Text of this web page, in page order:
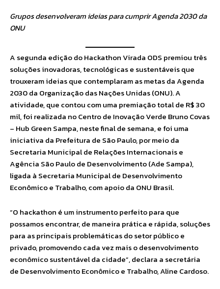
Grupos desenvolveram ideias para cumprir Agenda 2030 da
ONU
A segunda edição do Hackathon Virada ODS premiou três
soluções inovadoras, tecnológicas e sustentáveis que
trouxeram ideias que contemplaram as metas da Agenda
2030 da Organização das Nações Unidas (ONU). A
atividade, que contou com uma premiação total de R$ 30
mil, foi realizada no Centro de Inovação Verde Bruno Covas
– Hub Green Sampa, neste final de semana, e foi uma
iniciativa da Prefeitura de São Paulo, por meio da
Secretaria Municipal de Relações Internacionais e
Agência São Paulo de Desenvolvimento (Ade Sampa),
ligada à Secretaria Municipal de Desenvolvimento
Econômico e Trabalho, com apoio da ONU Brasil.
“O hackathon é um instrumento perfeito para que
possamos encontrar, de maneira prática e rápida, soluções
para as principais problemáticas do setor público e
privado, promovendo cada vez mais o desenvolvimento
econômico sustentável da cidade”, declara a secretária
de Desenvolvimento Econômico e Trabalho, Aline Cardoso.